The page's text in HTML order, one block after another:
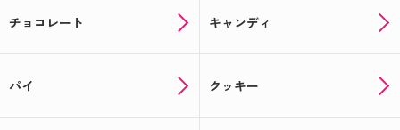
チョコレート キャンディ
パイ クッキー